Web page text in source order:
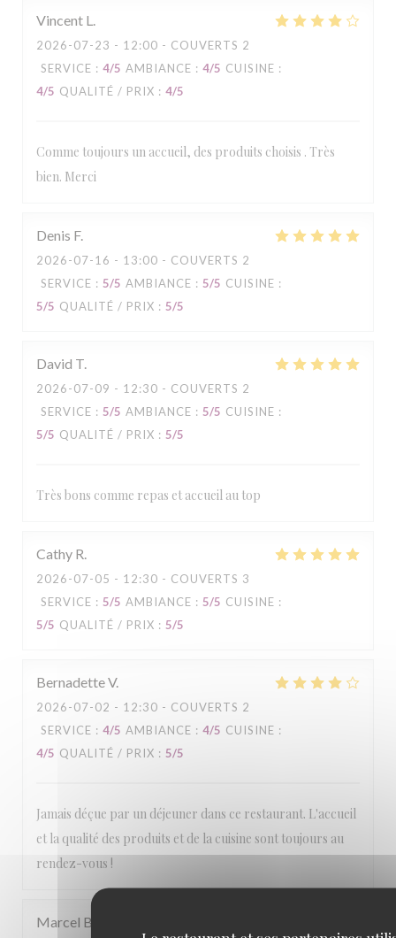
Vincent L
2026-07-23 - 12:00 - COUVERTS 2
SERVICE : 4/5 AMBIANCE : 4/5 CUISINE :
4/5 QUALITÉ / PRIX : 4/5
Comme toujours un accueil, des produits choisis . Très
bien. Merci
Denis F
2026-07-16 - 13:00 - COUVERTS 2
SERVICE : 5/5 AMBIANCE : 5/5 CUISINE :
5/5 QUALITÉ / PRIX : 5/5
David T
2026-07-09 - 12:30 - COUVERTS 2
SERVICE : 5/5 AMBIANCE : 5/5 CUISINE :
5/5 QUALITÉ / PRIX : 5/5
Très bons comme repas et accueil au top
Cathy R
2026-07-05 - 12:30 - COUVERTS 3
SERVICE : 5/5 AMBIANCE : 5/5 CUISINE :
5/5 QUALITÉ / PRIX : 5/5
BernadetteV
2026-07-02 - 12:30 - COUVERTS 2
SERVICE : 4/5 AMBIANCE : 4/5 CUISINE :
4/5 QUALITÉ / PRIX : 5/5
Jamais déçue par un déjeuner dans ce restaurant. L'accueil
et la qualité des produits et de la cuisine sont toujours au
rendez-vous !
Marcel B